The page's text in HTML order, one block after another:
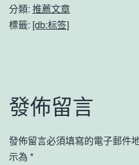
分類: 推薦文章
標籤: [db:标签]
發佈留言
發佈留言必須填寫的電子郵件
示為 *